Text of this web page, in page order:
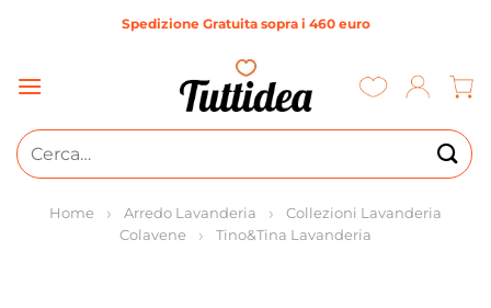
Spedizione Gratuita sopra i 460 euro
Cerca:
Home Arredo Lavanderia
Collezioni Lavanderia
Colavene
Tino&Tina Lavanderia